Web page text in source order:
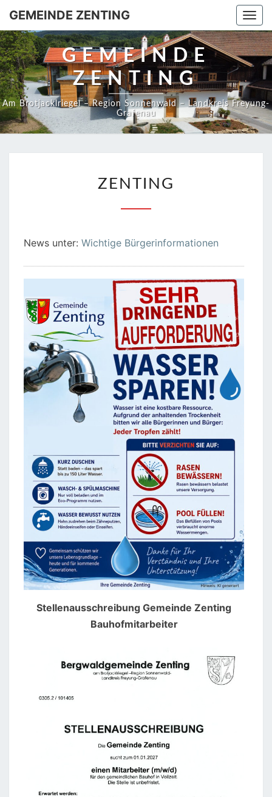
GEMEINDE ZENTING
GEMEINDE
ZENTING
Am Brotjacklriegel – Region Sonnenwald – Landkreis Freyung-
Grafenau
ZENTING
News unter: Wichtige Bürgerinformationen
Stellenausschreibung Gemeinde Zenting
Bauhofmitarbeiter